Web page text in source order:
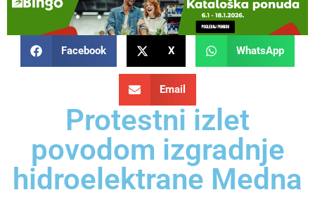
Facebook X WhatsApp
Email
Protestni izlet
povodom izgradnje
hidroelektrane Medna